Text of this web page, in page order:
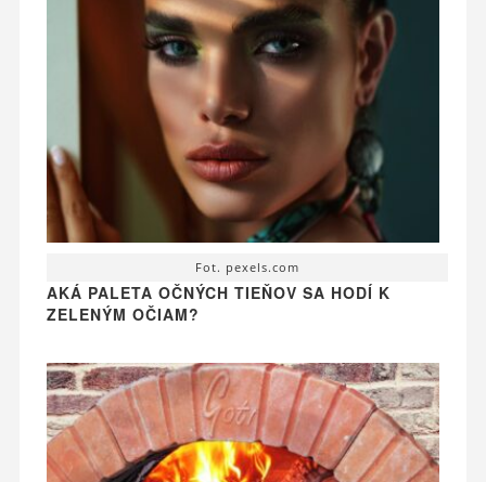
Fot. pexels.com
AKÁ PALETA OČNÝCH TIEŇOV SA HODÍ K
ZELENÝM OČIAM?